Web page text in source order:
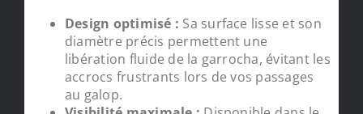
Design optimisé : Sa surface lisse et son
diamètre précis permettent une
libération fluide de la garrocha, évitant les
accrocs frustrants lors de vos passages
au galop.